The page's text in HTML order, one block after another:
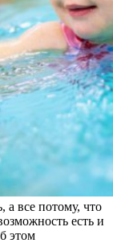
а все потому, что
есть и
этом